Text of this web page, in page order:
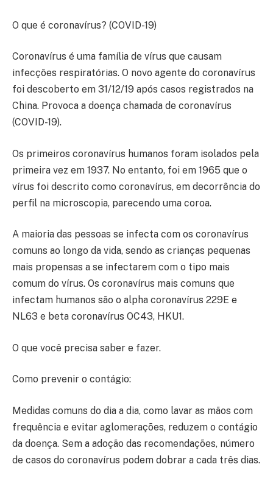
O que é coronavírus? (COVID-19)
Coronavírus é uma família de vírus que causam
infecções respiratórias. O novo agente do coronavírus
foi descoberto em 31/12/19 após casos registrados na
China. Provoca a doença chamada de coronavírus
(COVID-19).
Os primeiros coronavírus humanos foram isolados pela
primeira vez em 1937. No entanto, foi em 1965 que o
vírus foi descrito como coronavírus, em decorrência do
perfil na microscopia, parecendo uma coroa.
A maioria das pessoas se infecta com os coronavírus
comuns ao longo da vida, sendo as crianças pequenas
mais propensas a se infectarem com o tipo mais
comum do vírus. Os coronavírus mais comuns que
infectam humanos são o alpha coronavírus 229E e
NL63 e beta coronavírus OC43, HKU1.
O que você precisa saber e fazer.
Como prevenir o contágio:
Medidas comuns do dia a dia, como lavar as mãos com
frequência e evitar aglomerações, reduzem o contágio
da doença. Sem a adoção das recomendações, número
de casos do coronavírus podem dobrar a cada três dias.